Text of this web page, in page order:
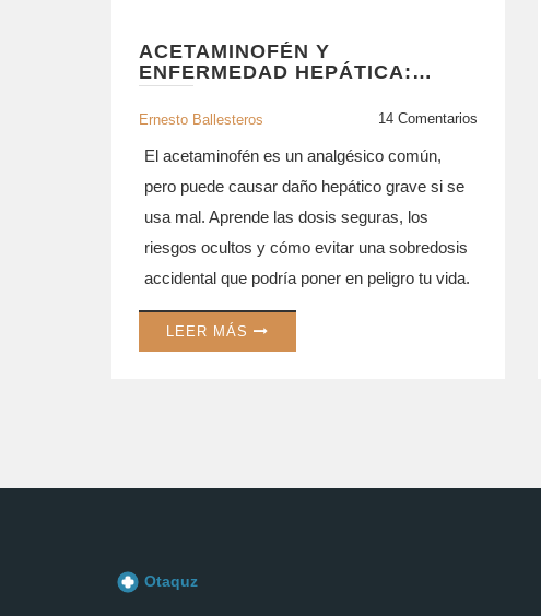
ACETAMINOFÉN Y
ENFERMEDAD HEPÁTICA:
DOSIS SEGURAS PARA EVITAR
HEPATOTOXICIDAD
Ernesto Ballesteros 14 Comentarios
El acetaminofén es un analgésico común,
pero puede causar daño hepático grave si se
usa mal. Aprende las dosis seguras, los
riesgos ocultos y cómo evitar una sobredosis
accidental que podría poner en peligro tu vida.
LEER MÁS